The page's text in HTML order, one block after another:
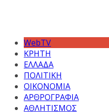
WebTV
ΚΡΗΤΗ
ΕΛΛΑΔΑ
ΠΟΛΙΤΙΚΗ
ΟΙΚΟΝΟΜΙΑ
ΑΡΘΡΟΓΡΑΦΙΑ
ΑΘΛΗΤΙΣΜΟΣ